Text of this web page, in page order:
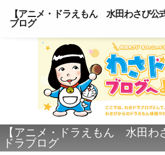
【アニメ・ドラえもん 水田わさび
ブログ
【アニメ・ドラえもん 水田
ドラブログ